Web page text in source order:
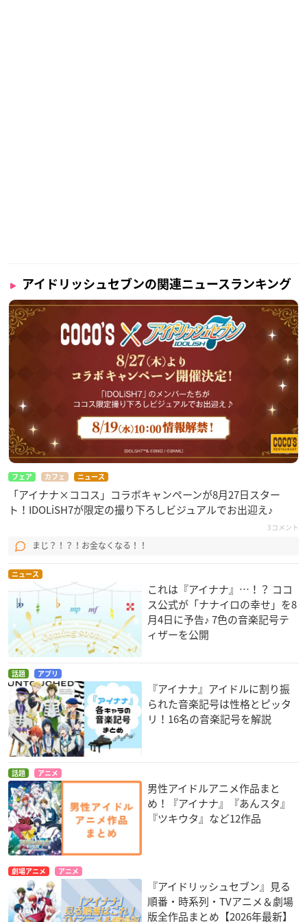
アイドリッシュセブンの関連ニュースランキング
フェア カフェ ニュース
「アイナナ×ココス」コラボキャンペーンが8月27日スター
ト！IDOLiSH7が限定の撮り下ろしビジュアルでお出迎え♪
3コメント
まじ？！？！お金なくなる！！
ニュース
これは『アイナナ』…！？ ココ
ス公式が「ナナイロの幸せ」を8
月4日に予告♪ 7色の音楽記号テ
ィザーを公開
話題 アプリ
『アイナナ』アイドルに割り振
られた音楽記号は性格とピッタ
リ！16名の音楽記号を解説
話題 アニメ
男性アイドルアニメ作品まと
め！『アイナナ』『あんスタ』
『ツキウタ』など12作品
劇場アニメ アニメ
『アイドリッシュセブン』見る
順番・時系列・TVアニメ＆劇場
版全作品まとめ【2026年最新】